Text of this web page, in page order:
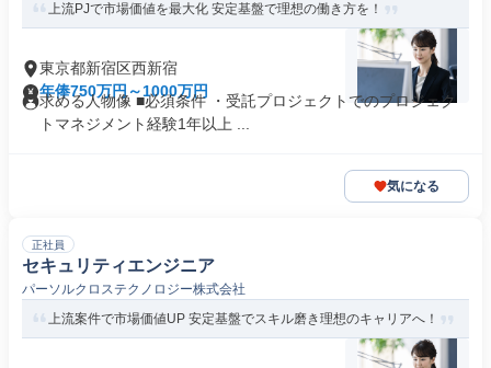
上流PJで市場価値を最大化 安定基盤で理想の働き方を！
東京都新宿区西新宿
年俸750万円～1000万円
求める人物像 ■必須条件 ・受託プロジェクトでのプロジェク
トマネジメント経験1年以上 ...
気になる
正社員
セキュリティエンジニア
パーソルクロステクノロジー株式会社
上流案件で市場価値UP 安定基盤でスキル磨き理想のキャリアへ！